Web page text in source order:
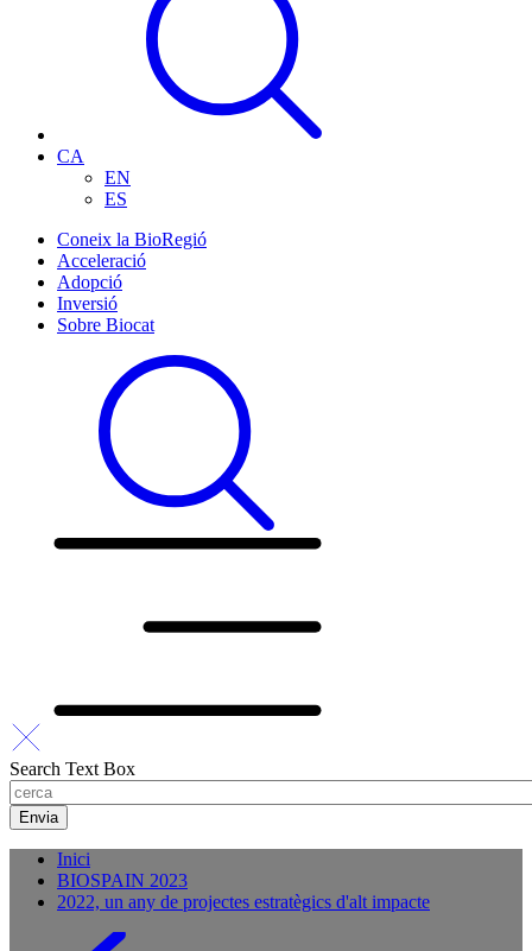
CA
EN
ES
Coneix la BioRegió
Acceleració
Adopció
Inversió
Sobre Biocat
Search Text Box
Inici
BIOSPAIN 2023
2022, un any de projectes estratègics d'alt impacte